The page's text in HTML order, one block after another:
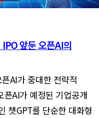
앞둔 오픈AI의
AI가 중대한 전략적
AI가 예정된 기업공개
챗GPT를 단순한 대화형